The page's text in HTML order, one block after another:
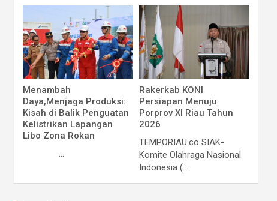
Menambah
Daya,Menjaga Produksi:
Kisah di Balik Penguatan
Kelistrikan Lapangan
Libo Zona Rokan
...
Rakerkab KONI
Persiapan Menuju
Porprov XI Riau Tahun
2026
TEMPORIAU.co SIAK-
Komite Olahraga Nasional
Indonesia (...